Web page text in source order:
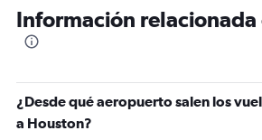
Información relacionada
¿Desde qué aeropuerto salen los
a Houston?